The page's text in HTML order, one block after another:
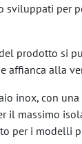
sviluppati per
prodotto si
affianca alla
inox, con
il massimo
per i modelli